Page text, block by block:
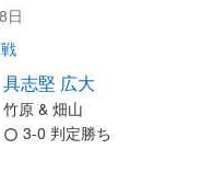
日
具志堅 広大
竹原 & 畑山
3-0 判定勝ち